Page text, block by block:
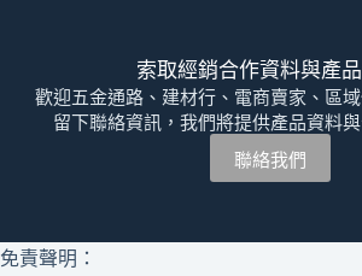
索取經銷合作資料與產
歡迎五金通路、建材行、電商賣家、區
留下聯絡資訊，我們將提供產品資料
聯絡我們
免責聲明：